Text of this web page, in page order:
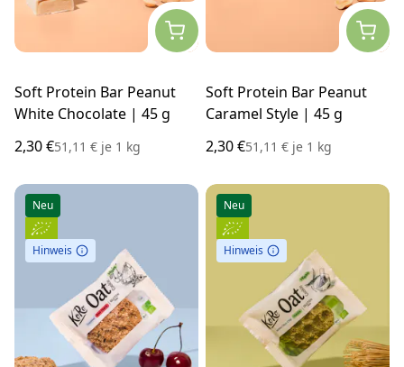
Soft Protein Bar Peanut
White Chocolate | 45 g
2,30 €51,11 € je 1 kg
Soft Protein Bar Peanut
Caramel Style | 45 g
2,30 €51,11 € je 1 kg
Neu
Hinweis
Neu
Hinweis